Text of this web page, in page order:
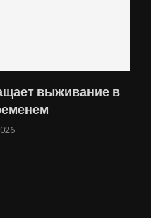
выживание в